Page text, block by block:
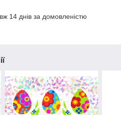
14 днів за домовленістю